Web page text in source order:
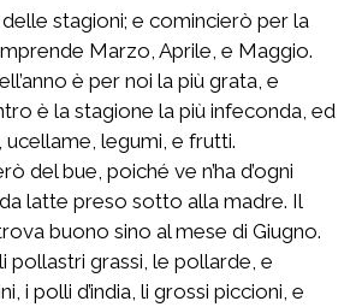
delle stagioni; e comincierò per la
Marzo, Aprile, e Maggio.
è per noi la più grata, e
è la stagione la più infeconda, ed
legumi, e frutti.
del bue, poiché ve n’ha d’ogni
latte preso sotto alla madre. Il
buono sino al mese di Giugno.
pollastri grassi, le pollarde, e
i polli d’india, li grossi piccioni, e